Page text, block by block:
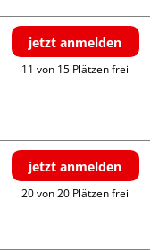
jetzt anmelden
11 von 15 Plätzen frei
jetzt anmelden
20 von 20 Plätzen frei